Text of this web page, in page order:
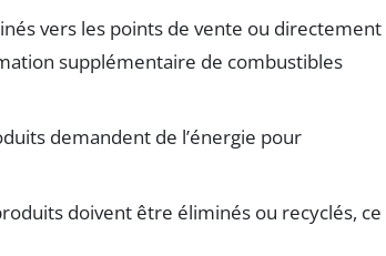
vers les points de vente ou directement
supplémentaire de combustibles
demandent de l’énergie pour
doivent être éliminés ou recyclés, ce